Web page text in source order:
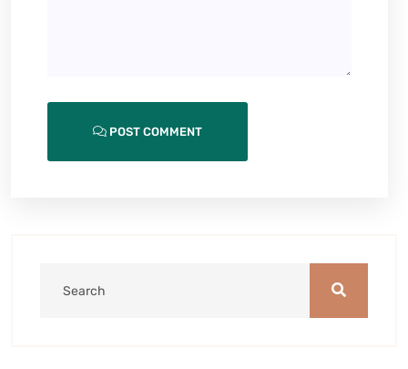
POST COMMENT